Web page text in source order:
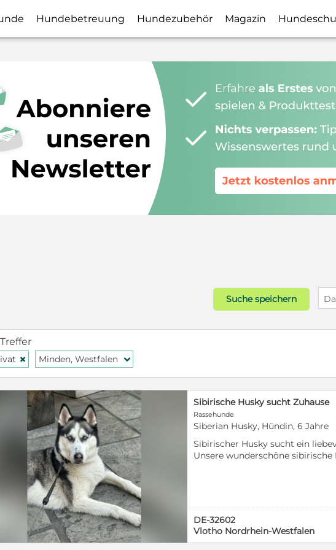
Hundebetreuung Hundezubehör Magazin
Suche speichern
H Minden, Westfalen f
Sibirische Husky sucht Zuhause
Rassehunde
Siberian Husky, Hündin, 6 Jahre
Sibirischer Husky sucht ein
Unsere wunderschöne sibirische
über andere Hunde freuen und
kommen, die sich mit der Rasse
wissen, was ein Husky braucht.
DE-32602
Vlotho Nordrhein-Westfalen